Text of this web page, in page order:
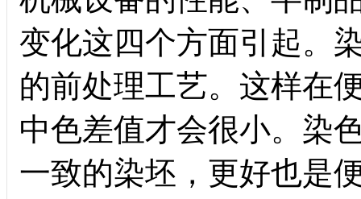
变化这四个方面引起。
的前处理工艺。这样在
中色差值才会很小。染
一致的染坯，更好也是